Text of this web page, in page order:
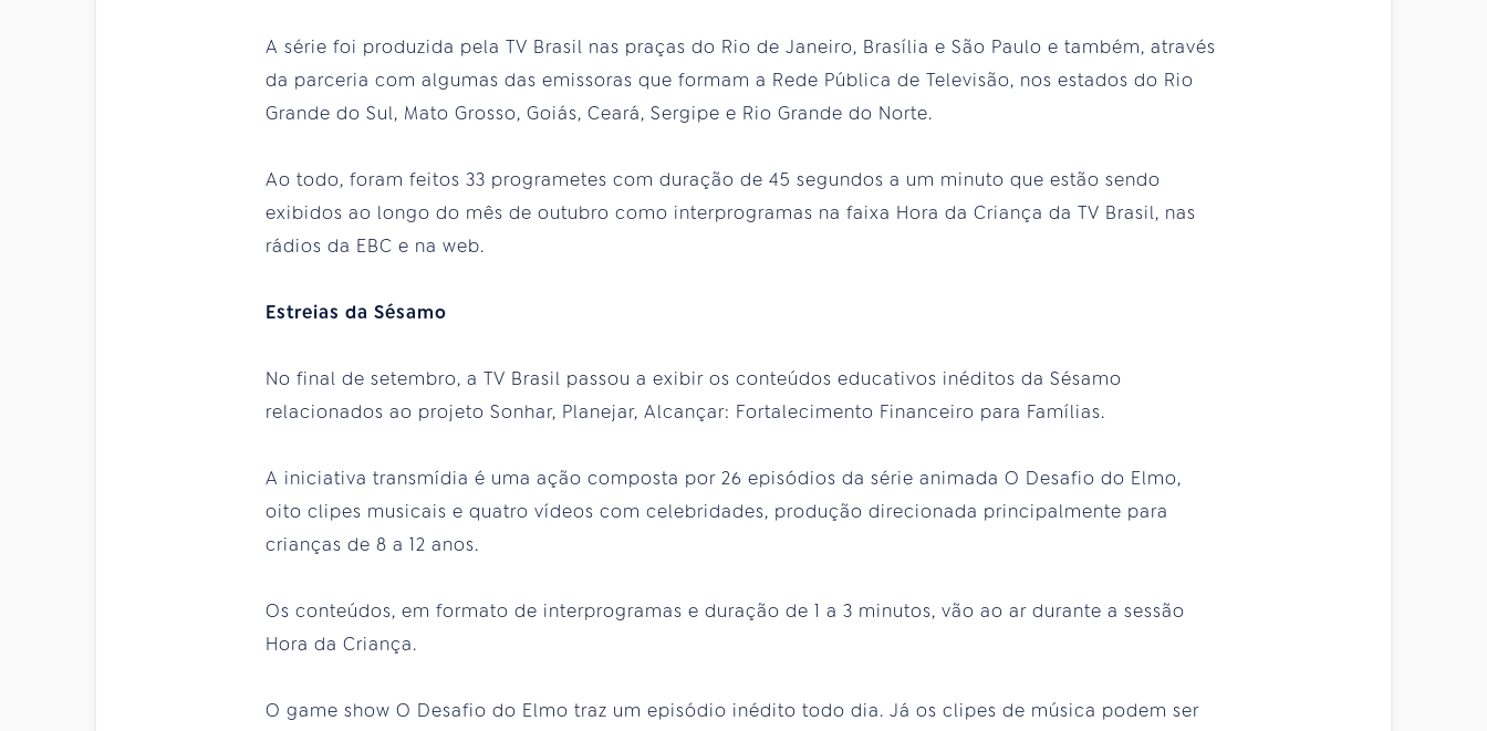
A série foi produzida pela TV Brasil nas praças do Rio de Janeiro, Brasília e São Paulo e também, através
da parceria com algumas das emissoras que formam a Rede Pública de Televisão, nos estados do Rio
Grande do Sul, Mato Grosso, Goiás, Ceará, Sergipe e Rio Grande do Norte.
Ao todo, foram feitos 33 programetes com duração de 45 segundos a um minuto que estão sendo
exibidos ao longo do mês de outubro como interprogramas na faixa Hora da Criança da TV Brasil, nas
rádios da EBC e na web.
Estreias da Sésamo
No final de setembro, a TV Brasil passou a exibir os conteúdos educativos inéditos da Sésamo
relacionados ao projeto Sonhar, Planejar, Alcançar: Fortalecimento Financeiro para Famílias.
A iniciativa transmídia é uma ação composta por 26 episódios da série animada O Desafio do Elmo,
oito clipes musicais e quatro vídeos com celebridades, produção direcionada principalmente para
crianças de 8 a 12 anos.
Os conteúdos, em formato de interprogramas e duração de 1 a 3 minutos, vão ao ar durante a sessão
Hora da Criança.
O game show O Desafio do Elmo traz um episódio inédito todo dia. Já os clipes de música podem ser